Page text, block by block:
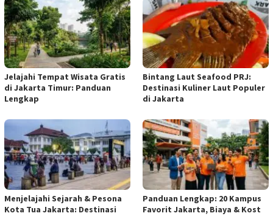
Jelajahi Tempat Wisata Gratis
di Jakarta Timur: Panduan
Lengkap
Bintang Laut Seafood PRJ:
Destinasi Kuliner Laut Populer
di Jakarta
Menjelajahi Sejarah & Pesona
Kota Tua Jakarta: Destinasi
Panduan Lengkap: 20 Kampus
Favorit Jakarta, Biaya & Kost